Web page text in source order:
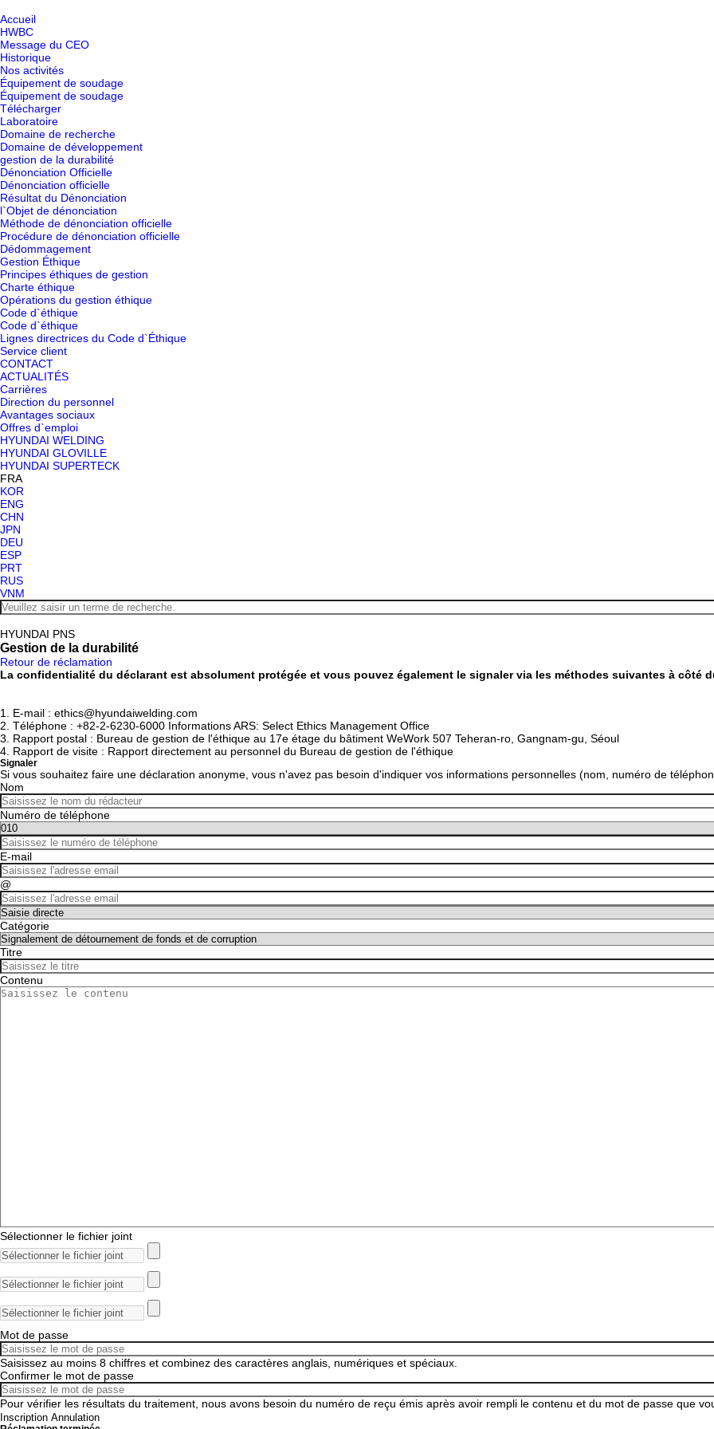
Accueil
HWBC
Message du CEO
Historique
Nos activités
Équipement de soudage
Équipement de soudage
Télécharger
Laboratoire
Domaine de recherche
Domaine de développement
gestion de la durabilité
Dénonciation Officielle
Dénonciation officielle
Résultat du Dénonciation
l`Objet de dénonciation
Méthode de dénonciation officielle
Procédure de dénonciation officielle
Dédommagement
Gestion Éthique
Principes éthiques de gestion
Charte éthique
Opérations du gestion éthique
Code d`éthique
Code d`éthique
Lignes directrices du Code d`Éthique
Service client
CONTACT
ACTUALITÉS
Carrières
Direction du personnel
Avantages sociaux
Offres d`emploi
HYUNDAI WELDING
HYUNDAI GLOVILLE
HYUNDAI SUPERTECK
FRA
KOR
ENG
CHN
JPN
DEU
ESP
PRT
RUS
VNM
HYUNDAI PNS
Gestion de la durabilité
Retour de réclamation
La confidentialité du déclarant est absolument protégée et vous pouvez également le signaler via les méthodes suivantes à côté
1. E-mail : ethics@hyundaiwelding.com
2. Téléphone : +82-2-6230-6000 Informations ARS: Select Ethics Management Office
3. Rapport postal : Bureau de gestion de l'éthique au 17e étage du bâtiment WeWork 507 Teheran-ro, Gangnam-gu, Séoul
4. Rapport de visite : Rapport directement au personnel du Bureau de gestion de l'éthique
Signaler
Si vous souhaitez faire une déclaration anonyme, vous n'avez pas besoin d'indiquer vos informations personnelles (nom, numéro de
Nom
Numéro de téléphone
E-mail
@
Catégorie
Titre
Contenu
Sélectionner le fichier joint
Mot de passe
Saisissez au moins 8 chiffres et combinez des caractères anglais, numériques et spéciaux.
Confirmer le mot de passe
Pour vérifier les résultats du traitement, nous avons besoin du numéro de reçu émis après avoir rempli le contenu et du mot de passe que
Inscription Annulation